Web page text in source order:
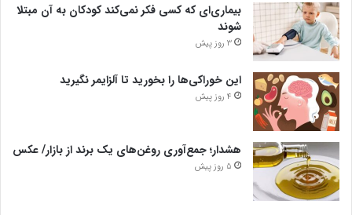
بیماری‌ای که کسی فکر نمی‌کند کودکان به آن مبتلا
شوند
3 روز پیش
این خوراکی‌ها را بخورید تا آلزایمر نگیرید
4 روز پیش
هشدار؛ جمع‌آوری روغن‌های یک برند از بازار/ عکس
5 روز پیش